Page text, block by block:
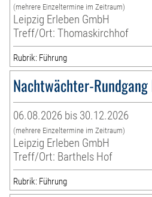
(mehrere Einzeltermine im Zeitraum)
Leipzig Erleben GmbH
Treff/Ort: Thomaskirchhof
Rubrik: Führung
Nachtwächter-
06.08.2026 bis 30.12.2026
(mehrere Einzeltermine im Zeitraum)
Leipzig Erleben GmbH
Treff/Ort: Barthels Hof
Rubrik: Führung